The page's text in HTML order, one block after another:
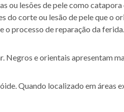
lesões de pele como catapora
do corte ou lesão de pele que o
o processo de reparação da ferida.
Negros e orientais apresentam
Quando localizado em áreas